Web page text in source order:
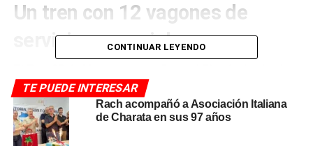
Un tren con 12 vagones de
servicios esenciales
lunes 8 y hoy viernes 12 es su último día en la localidad.
La formación ofrece consultorios médicos en
especialidades como pediatría, odontología, oftalmología
y fonoaudiología, además de espacios de vacunación y
CONTINUAR LEYENDO
TE PUEDE INTERESAR
Rach acompañó a Asociación Italiana
de Charata en sus 97 años